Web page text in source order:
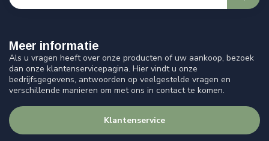
Meer informatie
Als u vragen heeft over onze producten of uw aankoop, bezoek
dan onze klantenservicepagina. Hier vindt u onze
bedrijfsgegevens, antwoorden op veelgestelde vragen en
verschillende manieren om met ons in contact te komen.
Klantenservice